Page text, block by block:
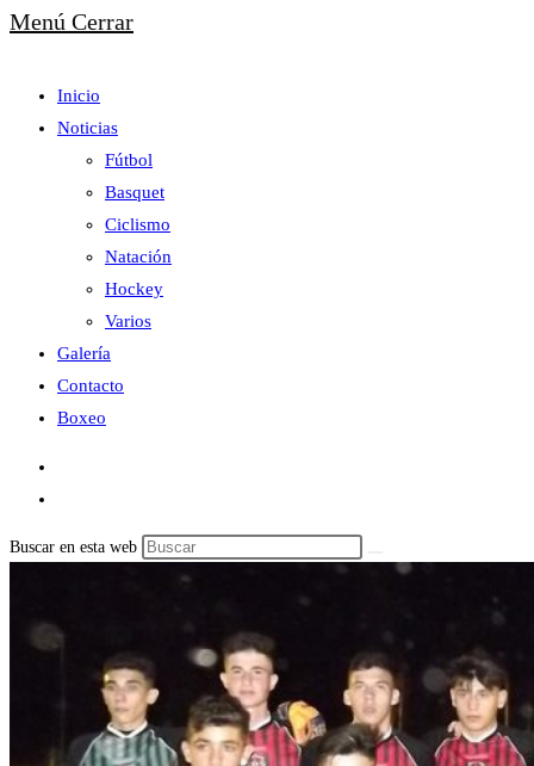
Menú Cerrar
Inicio
Noticias
Fútbol
Basquet
Ciclismo
Natación
Hockey
Varios
Galería
Contacto
Boxeo
Buscar en esta web